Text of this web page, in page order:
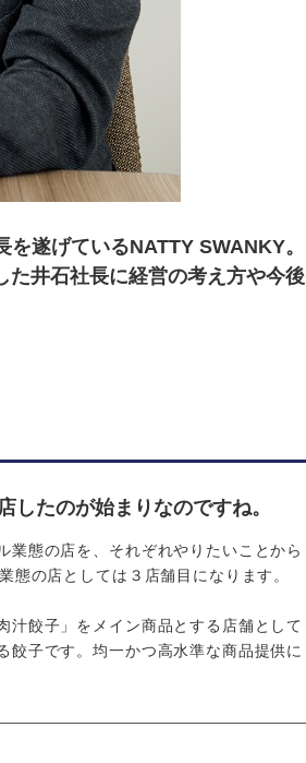
遂げているNATTY SWANKY。
た井石社長に経営の考え方や今後
たのが始まりなのですね。
態の店を、それぞれやりたいことから
の店としては３店舗目になります。
餃子」をメイン商品とする店舗として
餃子です。均一かつ高水準な商品提供に